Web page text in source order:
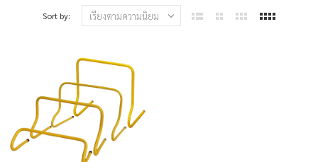
Sort by: